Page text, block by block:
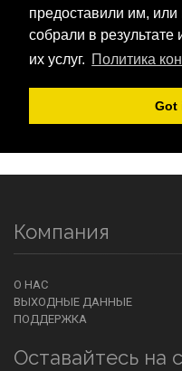
предоставили им, или
собрали в
их услуг. Политика
Got
Компания
О НАС
ВЫХОДНЫЕ ДАННЫЕ
ПОДДЕРЖКА
Оставайтесь на